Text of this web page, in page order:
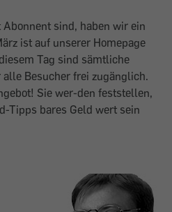
sind, haben wir ein
ist auf unserer Homepage
Tag sind sämtliche
Besucher frei zugänglich.
Sie wer-den feststellen,
Tipps bares Geld wert sein